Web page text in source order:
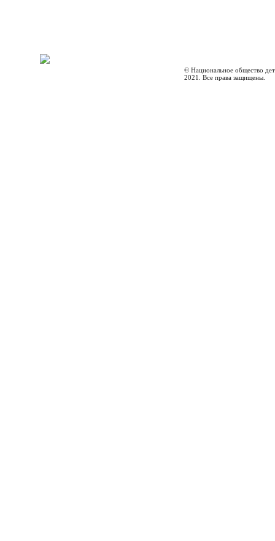
© Национальное общество
2021. Все права защищены.